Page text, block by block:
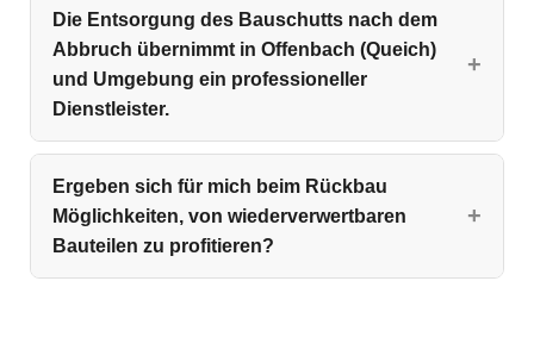
Die Entsorgung des Bauschutts nach dem
Abbruch übernimmt in Offenbach (Queich)
und Umgebung ein professioneller
Dienstleister.
Ergeben sich für mich beim Rückbau
Möglichkeiten, von wiederverwertbaren
Bauteilen zu profitieren?